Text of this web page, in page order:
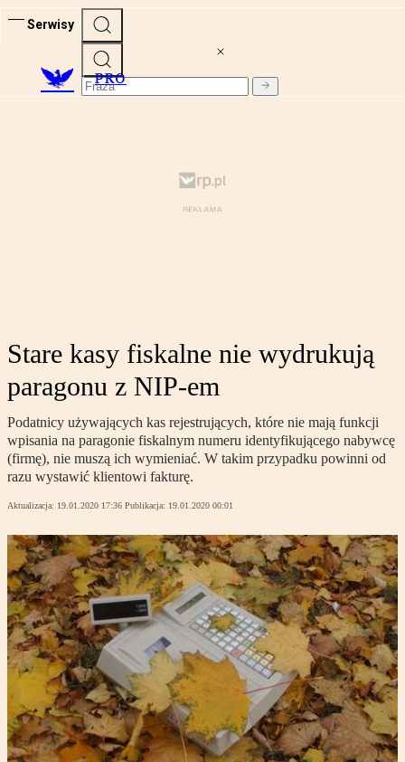
Serwisy
PRO
Stare kasy fiskalne nie wydrukują
paragonu z NIP-em
Podatnicy używających kas rejestrujących, które nie mają funkcji
wpisania na paragonie fiskalnym numeru identyfikującego nabywcę
(firmę), nie muszą ich wymieniać. W takim przypadku powinni od
razu wystawić klientowi fakturę.
Aktualizacja: 19.01.2020 17:36 Publikacja: 19.01.2020 00:01